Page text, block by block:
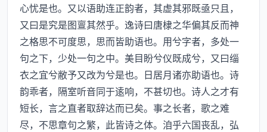
心忧是也。又以语助连正韵者，其虚其邪既亟只且，
又曰是究是图亶其然乎。逸诗曰唐棣之华偏其反而神
之格思不可度思，思而皆助语也。用兮字者，多处一
句之下，少处一句之中。美目盼兮仪既成兮，又曰缁
衣之宜兮敝予又改为兮是也。日居月诸亦助语也。诗
韵乖者，隔室听音同于逺响，不甚切也。诗人之才有
短长，言之直者取辞达而已矣。事之长者，歌之难
尽，不思章句之繁，此皆诗之体。洎乎六国丧乱，弘